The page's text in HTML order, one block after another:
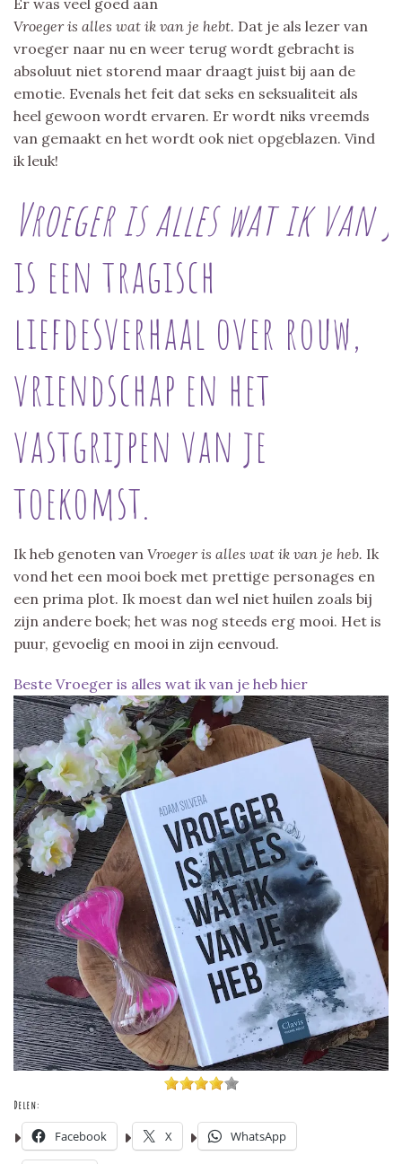
Vroeger is alles wat ik van je hebt. Dat je als lezer van
vroeger naar nu en weer terug wordt gebracht is
absoluut niet storend maar draagt juist bij aan de
emotie. Evenals het feit dat seks en seksualiteit als
heel gewoon wordt ervaren. Er wordt niks vreemds
van gemaakt en het wordt ook niet opgeblazen. Vind
ik leuk!
Vroeger is alles wat ik van
is een tragisch
liefdesverhaal over rouw,
vriendschap en het
vastgrijpen van je
toekomst.
Ik heb genoten van Vroeger is alles wat ik van je heb. Ik
vond het een mooi boek met prettige personages en
een prima plot. Ik moest dan wel niet huilen zoals bij
zijn andere boek; het was nog steeds erg mooi. Het is
puur, gevoelig en mooi in zijn eenvoud.
Beste Vroeger is alles wat ik van je heb hier
Delen:
Facebook X WhatsApp